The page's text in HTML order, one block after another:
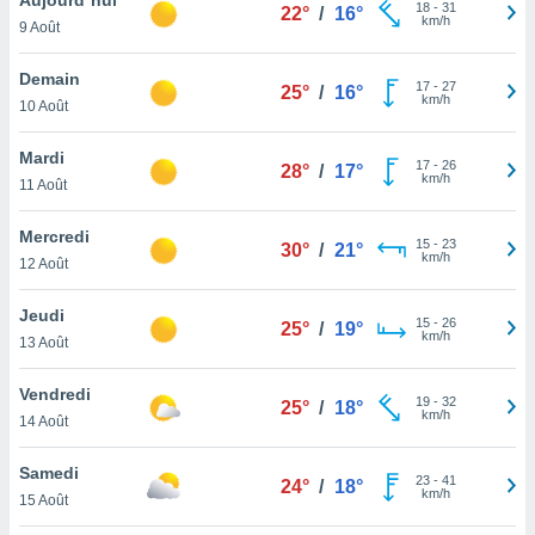
et
»,
au
vous
qu'ils
ou
le
ainsi
un
la
du
9 Août
22° / 16° 18- 31
km/h
Demain
10 Août
25° / 16° 17- 27
km/h
Mardi
11 Août
28° / 17° 17- 26
km/h
Mercredi
12 Août
30° / 21° 15- 23
km/h
Jeudi
13 Août
25° / 19° 15- 26
km/h
Vendredi
14 Août
25° / 18° 19- 32
km/h
Samedi
15 Août
24° / 18° 23- 41
km/h